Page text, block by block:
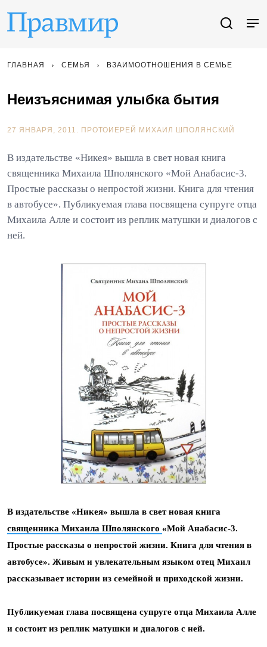
ГЛАВНАЯ СЕМЬЯ ВЗАИМООТНОШЕНИЯ В СЕМЬЕ
Неизъяснимая улыбка бытия
27 ЯНВАРЯ, 2011. ПРОТОИЕРЕЙ МИХАИЛ ШПОЛЯНСКИЙ
В издательстве «Никея» вышла в свет новая книга
священника Михаила Шполянского «Мой Анабасис-3.
Простые рассказы о непростой жизни. Книга для чтения
в автобусе». Публикуемая глава посвящена супруге отца
Михаила Алле и состоит из реплик матушки и диалогов с
ней.
В издательстве «Никея» вышла в свет новая книга
священника Михаила Шполянского «Мой Анабасис-3.
Простые рассказы о непростой жизни. Книга для чтения в
автобусе». Живым и увлекательным языком отец Михаил
рассказывает истории из семейной и приходской жизни.
Публикуемая глава посвящена супруге отца Михаила Алле
и состоит из реплик матушки и диалогов с ней.